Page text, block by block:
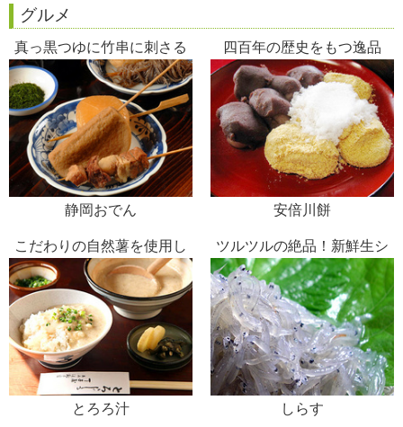
グルメ
真っ黒つゆに竹串に刺さる
具
静岡おでん
四百年の歴史をもつ逸品
安倍川餅
こだわりの自然薯を使用し
た丸子名物
とろろ汁
ツルツルの絶品！新鮮生シ
ラス
しらす